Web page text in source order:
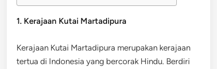
1. Kerajaan Kutai Martadipura
Kerajaan Kutai Martadipura merupakan kerajaan
tertua di Indonesia yang bercorak Hindu. Berdiri